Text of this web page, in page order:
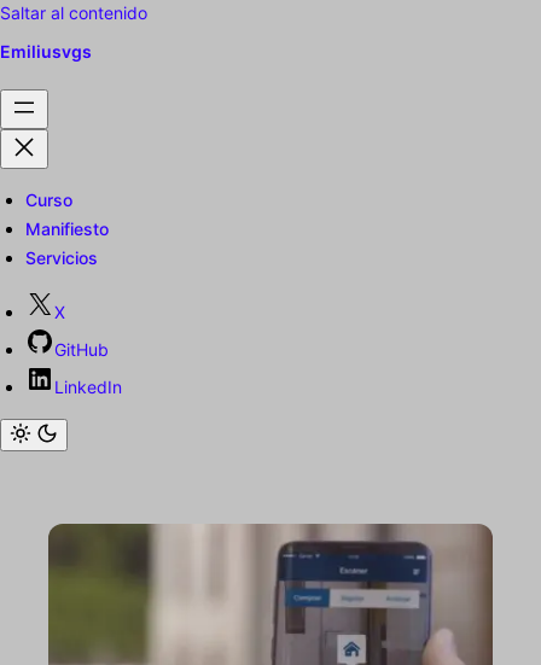
Saltar al contenido
Emiliusvgs
Curso
Manifiesto
Servicios
X
GitHub
LinkedIn